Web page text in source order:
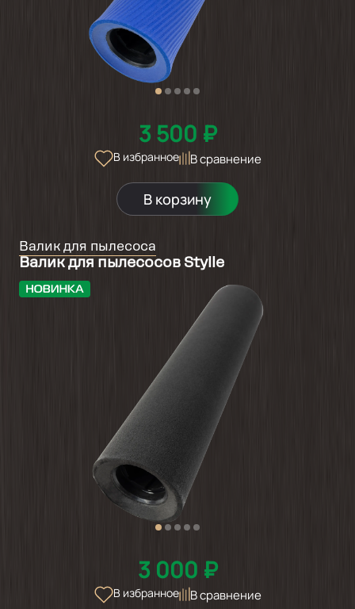
3 500 ₽
В избранное В сравнение
В корзину
Валик для пылесоса
Валик для пылесосов Stylle
3 000 ₽
В избранное В сравнение